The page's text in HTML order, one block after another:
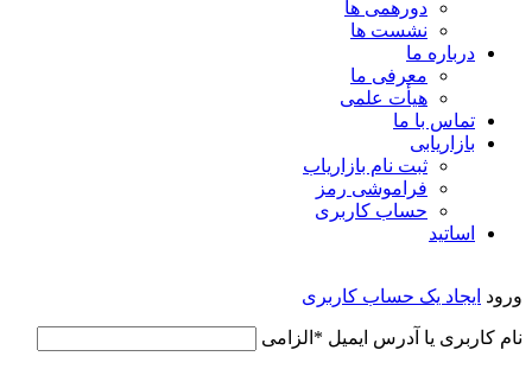
دورهمی ها
نشست ها
درباره ما
معرفی ما
هیأت علمی
تماس با ما
بازاریابی
ثبت نام بازاریاب
فراموشی رمز
حساب کاربری
اساتید
ورود ایجاد یک حساب کاربری
نام کاربری یا آدرس ایمیل * الزامی